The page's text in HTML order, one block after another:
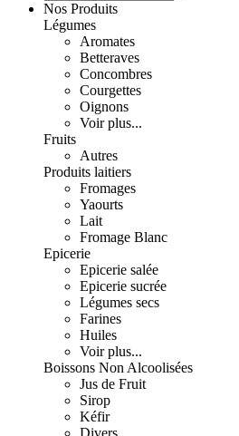
Nos Produits
Légumes
Aromates
Betteraves
Concombres
Courgettes
Oignons
Voir plus...
Fruits
Autres
Produits laitiers
Fromages
Yaourts
Lait
Fromage Blanc
Epicerie
Epicerie salée
Epicerie sucrée
Légumes secs
Farines
Huiles
Voir plus...
Boissons Non Alcoolisées
Jus de Fruit
Sirop
Kéfir
Divers